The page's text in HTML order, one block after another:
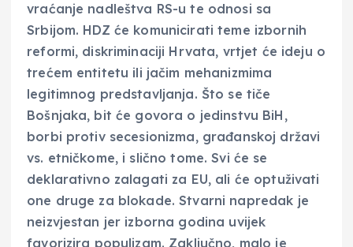
vraćanje nadleštva RS-u te odnosi sa
Srbijom. HDZ će komunicirati teme izbornih
reformi, diskriminaciji Hrvata, vrtjet će ideju o
trećem entitetu ili jačim mehanizmima
legitimnog predstavljanja. Što se tiče
Bošnjaka, bit će govora o jedinstvu BiH,
borbi protiv secesionizma, građanskoj državi
vs. etničkome, i slično tome. Svi će se
deklarativno zalagati za EU, ali će optuživati
one druge za blokade. Stvarni napredak je
neizvjestan jer izborna godina uvijek
favorizira populizam. Zaključno, malo je